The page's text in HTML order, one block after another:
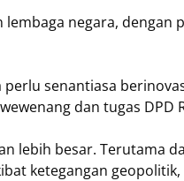
negara, dengan
perlu senantiasa
dan tugas DPD
lebih besar. Terutama
ketegangan